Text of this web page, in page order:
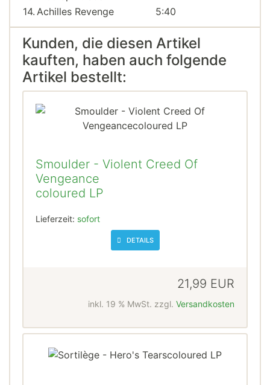
14. Achilles Revenge 5:40
Kunden, die diesen Artikel
kauften, haben auch folgende
Artikel bestellt:
Smoulder - Violent Creed Of
Vengeance
coloured LP
Lieferzeit: sofort
DETAILS
21,99 EUR
inkl. 19 % MwSt. zzgl. Versandkosten